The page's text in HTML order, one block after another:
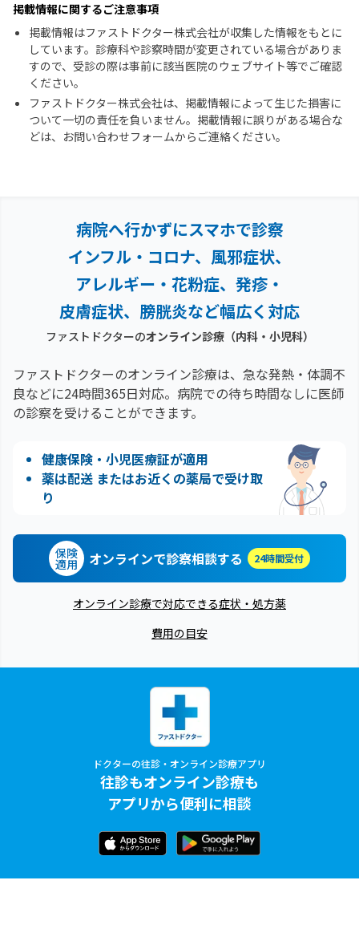
掲載情報に関するご注意事項
掲載情報はファストドクター株式会社が収集した情報をもとに
しています。診療科や診察時間が変更されている場合がありま
すので、受診の際は事前に該当医院のウェブサイト等でご確認
ください。
ファストドクター株式会社は、掲載情報によって生じた損害に
ついて一切の責任を負いません。掲載情報に誤りがある場合な
どは、お問い合わせフォームからご連絡ください。
病院へ行かずにスマホで診察
インフル・コロナ、風邪症状、
アレルギー・花粉症、 発疹・
皮膚症状、膀胱炎など幅広く対応
ファストドクターのオンライン診療（内科・小児科）
ファストドクターのオンライン診療は、急な発熱・体調不
良などに24時間365日対応。 病院での待ち時間なしに医師
の診察を受けることができます。
健康保険・小児医療証が適用
薬は配送 またはお近くの薬局で受け取
り
保険
適用 オンラインで診察相談する 24時間受付
オンライン診療で対応できる症状・処方薬
費用の目安
ドクターの往診・オンライン診療アプリ
往診もオンライン診療も
アプリから便利に相談